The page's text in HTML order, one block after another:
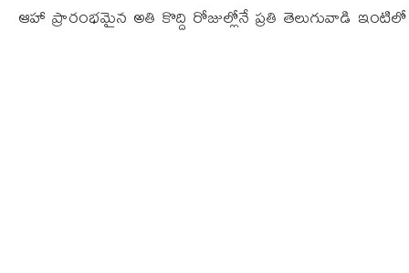
ఆహా ప్రారంభమైన అతి కొద్ది రోజుల్లోనే ప్రతి తెలుగువాడి